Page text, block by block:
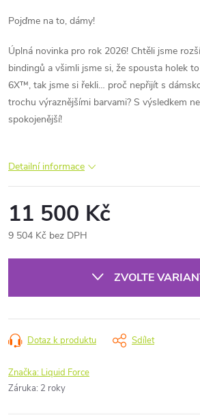
Pojďme na to, dámy!
Úplná novinka pro rok 2026! Chtěli jsme
bindingů a všimli jsme si, že spousta holek
6X™, tak jsme si řekli… proč nepřijít s
trochu výraznějšími barvami? S výsledkem
spokojenější!
Detailní informace
11 500 Kč
9 504 Kč bez DPH
ZVOLTE
Dotaz k produktu Sdílet
Značka: Liquid Force
Záruka: 2 roky